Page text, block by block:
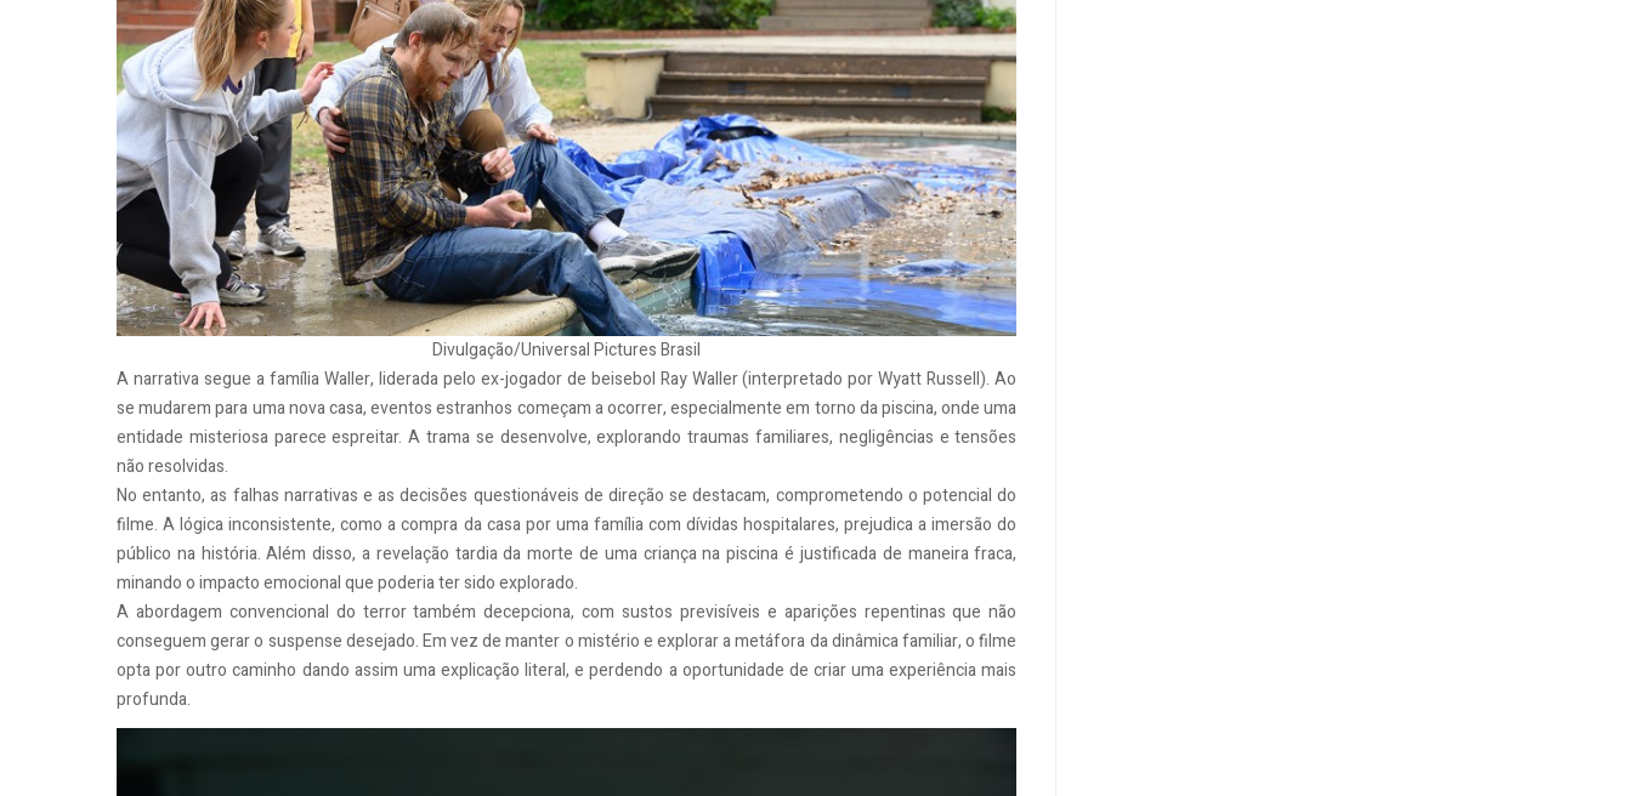
Divulgação/Universal Pictures Brasil
A narrativa segue a família Waller, liderada pelo ex-jogador de beisebol Ray Waller (interpretado por Wyatt Russell). Ao
se mudarem para uma nova casa, eventos estranhos começam a ocorrer, especialmente em torno da piscina, onde uma
entidade misteriosa parece espreitar. A trama se desenvolve, explorando traumas familiares, negligências e tensões
não resolvidas.
No entanto, as falhas narrativas e as decisões questionáveis de direção se destacam, comprometendo o potencial do
filme. A lógica inconsistente, como a compra da casa por uma família com dívidas hospitalares, prejudica a imersão do
público na história. Além disso, a revelação tardia da morte de uma criança na piscina é justificada de maneira fraca,
minando o impacto emocional que poderia ter sido explorado.
A abordagem convencional do terror também decepciona, com sustos previsíveis e aparições repentinas que não
conseguem gerar o suspense desejado. Em vez de manter o mistério e explorar a metáfora da dinâmica familiar, o filme
opta por outro caminho dando assim uma explicação literal, e perdendo a oportunidade de criar uma experiência mais
profunda.